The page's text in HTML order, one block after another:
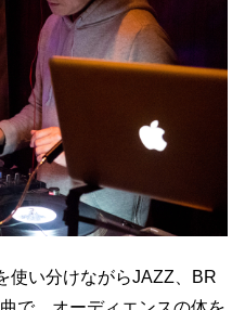
使い分けながらJAZZ、BR